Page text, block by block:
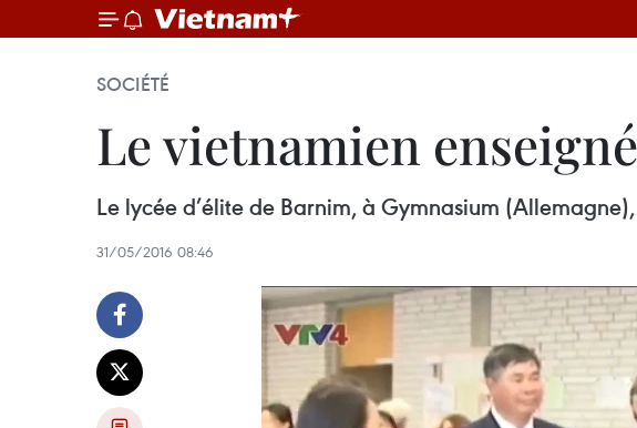
SOCIÉTÉ
Le vietnamien
Le lycée d’élite de Barnim, à Gymnasium
31/05/2016 08:46